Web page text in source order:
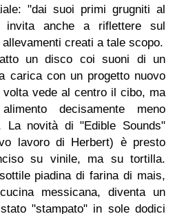
"dai suoi primi grugniti al
invita anche a riflettere sul
creati a tale scopo.
un disco coi suoni di un
carica con un progetto nuovo
vede al centro il cibo, ma
decisamente meno
La novità di "Edible Sounds"
lavoro di Herbert) è presto
su vinile, ma su tortilla.
piadina di farina di mais,
messicana, diventa un
"stampato" in sole dodici